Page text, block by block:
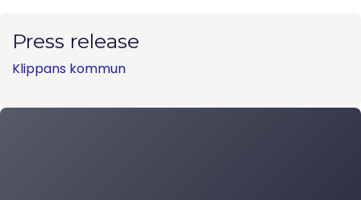
Press release
Klippans kommun